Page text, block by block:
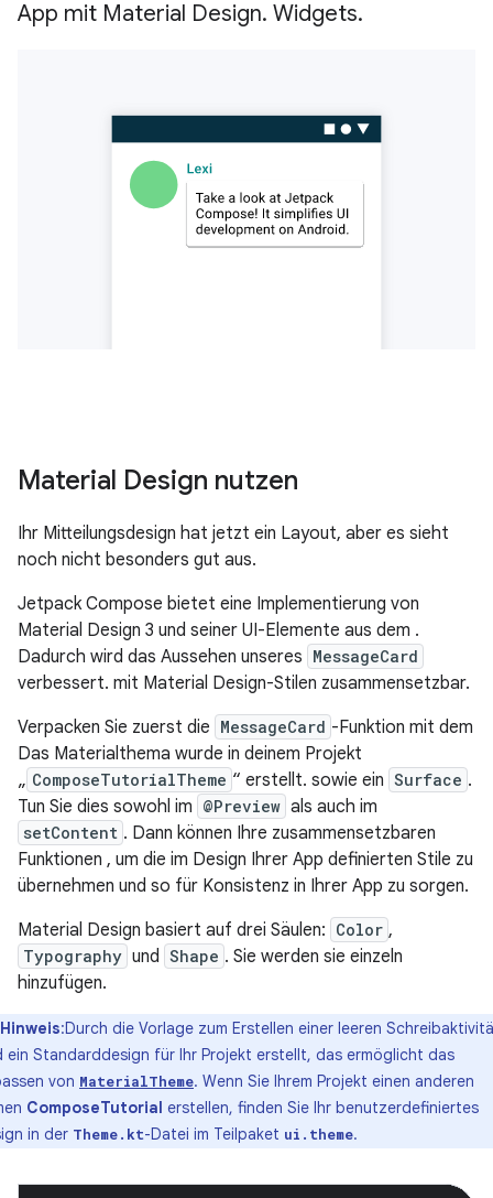
App mit Material Design. Widgets.
Material Design nutzen
Ihr Mitteilungsdesign hat jetzt ein Layout, aber es sieht
noch nicht besonders gut aus.
Jetpack Compose bietet eine Implementierung von
Material Design 3 und seiner UI-Elemente aus dem .
Dadurch wird das Aussehen unseres MessageCard
verbessert. mit Material Design-Stilen zusammensetzbar.
Verpacken Sie zuerst die MessageCard -Funktion mit dem
Das Materialthema wurde in deinem Projekt
„ ComposeTutorialTheme “ erstellt. sowie ein Surface .
Tun Sie dies sowohl im @Preview als auch im
setContent . Dann können Ihre zusammensetzbaren
Funktionen , um die im Design Ihrer App definierten Stile zu
übernehmen und so für Konsistenz in Ihrer App zu sorgen.
Material Design basiert auf drei Säulen: Color ,
Typography und Shape . Sie werden sie einzeln
hinzufügen.
Hinweis:Durch die Vorlage zum Erstellen einer leeren
ein Standarddesign für Ihr Projekt erstellt, das ermöglicht das
von MaterialTheme. Wenn Sie Ihrem Projekt einen anderen
ComposeTutorial erstellen, finden Sie Ihr benutzerdefiniertes
in der Theme.kt-Datei im Teilpaket ui.theme.